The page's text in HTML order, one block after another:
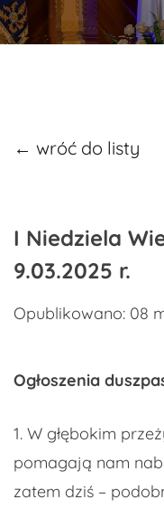
← wróć do listy
​​I Niedziela
9.03.2025 r.
Opublikowano: 08
Ogłoszenia
1. W głębokim
pomagają nam
zatem dziś –